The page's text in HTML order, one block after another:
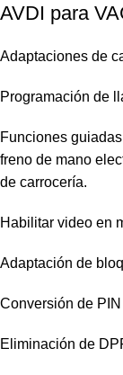
AVDI para
Adaptaciones de
Programación de
Funciones
freno de mano
de carrocería.
Habilitar video en
Adaptación de
Conversión de
Eliminación de